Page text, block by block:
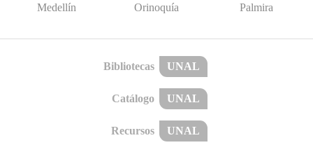
Medellín Orinoquía Palmira
Bibliotecas UNAL
Catálogo UNAL
Recursos UNAL